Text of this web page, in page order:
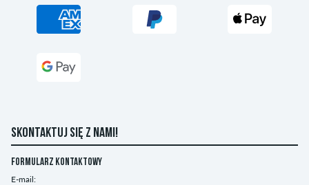
SKONTAKTUJ SIĘ Z NAMI!
Formularz kontaktowy
E-mail: